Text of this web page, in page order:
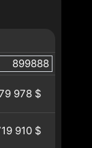
978 $
910 $